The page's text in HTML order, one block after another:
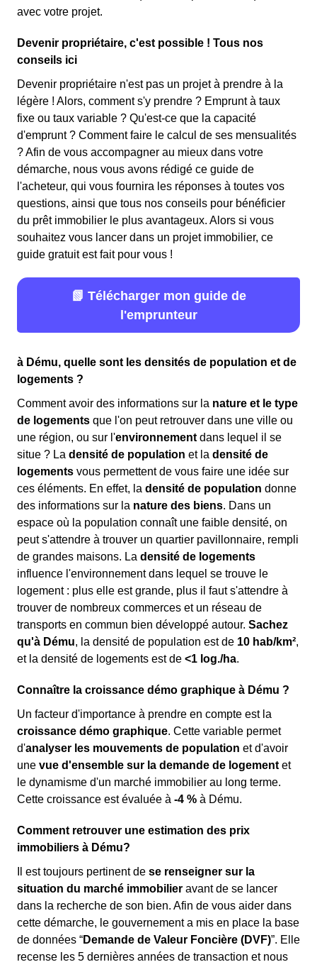
avec votre projet.
Devenir propriétaire, c'est possible ! Tous nos
conseils ici
Devenir propriétaire n'est pas un projet à prendre à la
légère ! Alors, comment s'y prendre ? Emprunt à taux
fixe ou taux variable ? Qu'est-ce que la capacité
d'emprunt ? Comment faire le calcul de ses mensualités
? Afin de vous accompagner au mieux dans votre
démarche, nous vous avons rédigé ce guide de
l'acheteur, qui vous fournira les réponses à toutes vos
questions, ainsi que tous nos conseils pour bénéficier
du prêt immobilier le plus avantageux. Alors si vous
souhaitez vous lancer dans un projet immobilier, ce
guide gratuit est fait pour vous !
📗 Télécharger mon guide de
l'emprunteur
à Dému, quelle sont les densités de population et de
logements ?
Comment avoir des informations sur la nature et le type
de logements que l'on peut retrouver dans une ville ou
une région, ou sur l'environnement dans lequel il se
situe ? La densité de population et la densité de
logements vous permettent de vous faire une idée sur
ces éléments. En effet, la densité de population donne
des informations sur la nature des biens. Dans un
espace où la population connaît une faible densité, on
peut s'attendre à trouver un quartier pavillonnaire, rempli
de grandes maisons. La densité de logements
influence l'environnement dans lequel se trouve le
logement : plus elle est grande, plus il faut s'attendre à
trouver de nombreux commerces et un réseau de
transports en commun bien développé autour. Sachez
qu'à Dému, la densité de population est de 10 hab/km²,
et la densité de logements est de <1 log./ha.
Connaître la croissance démo graphique à Dému ?
Un facteur d'importance à prendre en compte est la
croissance démo graphique. Cette variable permet
d'analyser les mouvements de population et d'avoir
une vue d'ensemble sur la demande de logement et
le dynamisme d'un marché immobilier au long terme.
Cette croissance est évaluée à -4 % à Dému.
Comment retrouver une estimation des prix
immobiliers à Dému?
Il est toujours pertinent de se renseigner sur la
situation du marché immobilier avant de se lancer
dans la recherche de son bien. Afin de vous aider dans
cette démarche, le gouvernement a mis en place la base
de données “Demande de Valeur Foncière (DVF)”. Elle
recense les 5 dernières années de transaction et nous